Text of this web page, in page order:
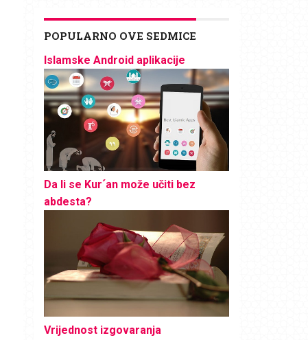
POPULARNO OVE SEDMICE
Islamske Android aplikacije
Da li se Kur´an može učiti bez
abdesta?
Vrijednost izgovaranja